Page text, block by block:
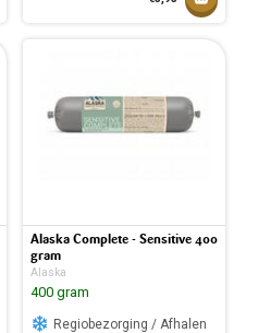
Alaska Complete - Sensitive 400
gram
Alaska
400 gram
Regiobezorging / Afhalen